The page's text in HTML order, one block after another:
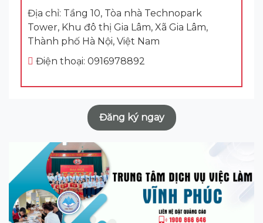
Địa chỉ: Tầng 10, Tòa nhà Technopark
Tower, Khu đô thị Gia Lâm, Xã Gia Lâm,
Thành phố Hà Nội, Việt Nam
Điện thoại: 0916978892
Đăng ký ngay